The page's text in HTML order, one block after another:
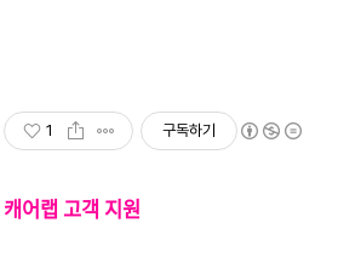
1 구독하기
캐어랩 고객 지원